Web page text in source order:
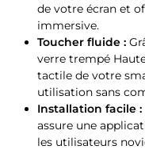
de votre écran et
immersive.
Toucher fluide :
verre trempé
tactile de votre
utilisation sans
Installation facile :
assure une
les utilisateurs